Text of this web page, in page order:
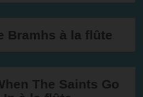
Bramhs à la flûte
The Saints Go